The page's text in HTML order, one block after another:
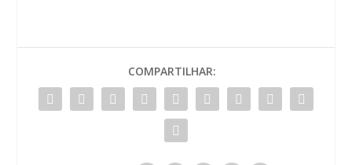
COMPARTILHAR: